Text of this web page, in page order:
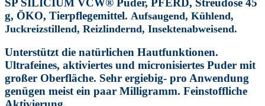
g, ÖKO, Tierpflegemittel. Aufsaugend, Kühlend,
Juckreizstillend, Reizlindernd, Insektenabweisend.
Unterstützt die natürlichen Hautfunktionen.
Ultrafeines, aktiviertes und micronisiertes Puder mit
großer Oberfläche. Sehr ergiebig- pro Anwendung
genügen meist ein paar Milligramm. Feinstoffliche